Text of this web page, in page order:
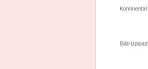
Kommentar
Bild-Upload